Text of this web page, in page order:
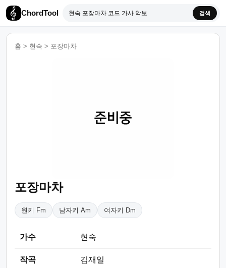
ChordTool 검색
홈 > 현숙 > 포장마차
포장마차
원키 Fm 남자키 Am 여자키 Dm
가수 현숙
작곡 김재일